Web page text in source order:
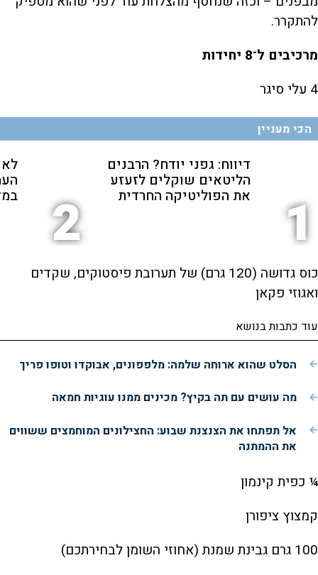
להתקרר.
מרכיבים ל־8 יחידות
4 עלי סיגר
הכי מעניין
1
דיווח: גפני יודח? הרבנים
הליטאים שוקלים לזעזע
את הפוליטיקה החרדית 2
לא
כוס גדושה (120 גרם) של תערובת פיסטוקים, שקדים
ואגוזי פקאן
עוד כתבות בנושא
הסלט שהוא ארוחה שלמה: מלפפונים, אבוקדו וטופו פריך
מה עושים עם תה בקיץ? מכינים ממנו עוגיות חמאה
אל תפתחו את הצנצנת שבוע: החצילונים המוחמצים ששווים
את ההמתנה
¼ כפית קינמון
קמצוץ ציפורן
100 גרם גבינת שמנת (אחוזי השומן לבחירתכם)